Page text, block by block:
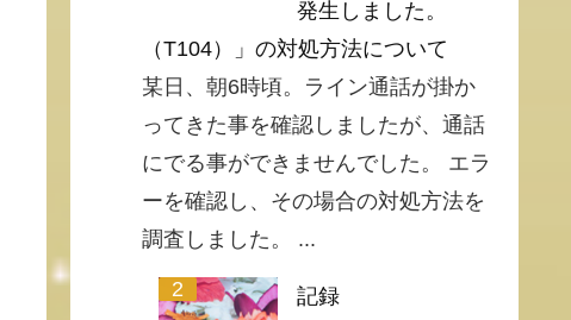
発生しました。
（T104）」の対処方法について
某日、朝6時頃。ライン通話が掛か
ってきた事を確認しましたが、通話
にでる事ができませんでした。 エラ
ーを確認し、その場合の対処方法を
調査しました。 ...
記録